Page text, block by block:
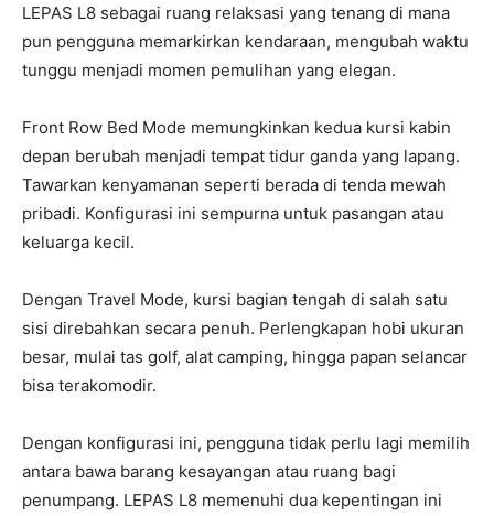
LEPAS L8 sebagai ruang relaksasi yang tenang di mana
pun pengguna memarkirkan kendaraan, mengubah waktu
tunggu menjadi momen pemulihan yang elegan.
Front Row Bed Mode memungkinkan kedua kursi kabin
depan berubah menjadi tempat tidur ganda yang lapang.
Tawarkan kenyamanan seperti berada di tenda mewah
pribadi. Konfigurasi ini sempurna untuk pasangan atau
keluarga kecil.
Dengan Travel Mode, kursi bagian tengah di salah satu
sisi direbahkan secara penuh. Perlengkapan hobi ukuran
besar, mulai tas golf, alat camping, hingga papan selancar
bisa terakomodir.
Dengan konfigurasi ini, pengguna tidak perlu lagi memilih
antara bawa barang kesayangan atau ruang bagi
penumpang. LEPAS L8 memenuhi dua kepentingan ini